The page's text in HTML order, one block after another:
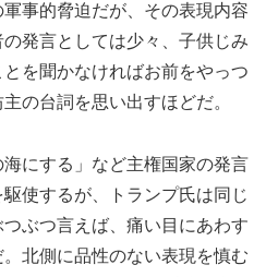
事的脅迫だが、その表現内容
発言としては少々、子供じみ
を聞かなければお前をやっつ
の台詞を思い出すほどだ。
にする」など主権国家の発言
使するが、トランプ氏は同じ
ぶつ言えば、痛い目にあわす
北側に品性のない表現を慎む